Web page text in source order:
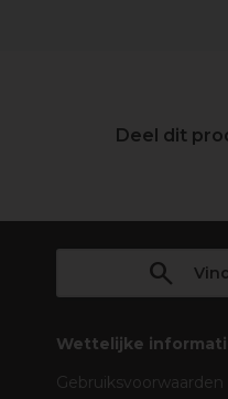
Deel dit
Wettelijke